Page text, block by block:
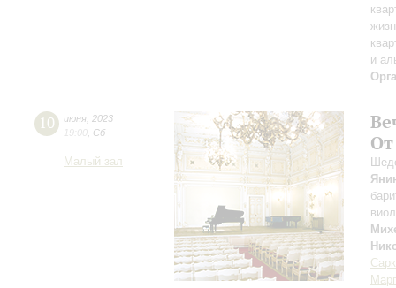
и
10 июня 2023
19:00 Сб
Малый зал